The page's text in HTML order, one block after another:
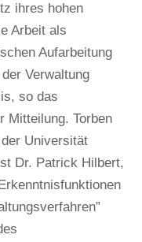
ihres hohen
Arbeit als
Aufarbeitung
Verwaltung
so das
Mitteilung. Torben
Universität
Dr. Patrick Hilbert,